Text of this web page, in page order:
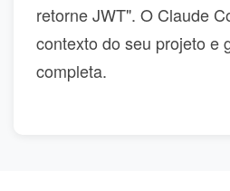
retorne JWT". O Claude
contexto do seu projeto e
completa.